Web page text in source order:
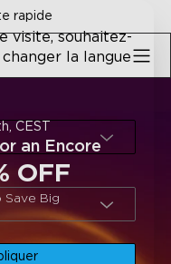
rapide
CEST
an Encore
OFF
Save Big
visite, souhaitez-
la langue